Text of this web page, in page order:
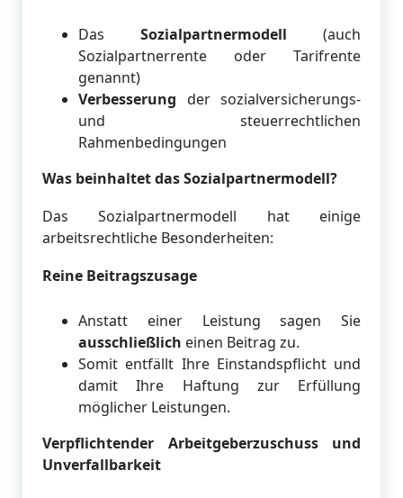
Das Sozialpartnermodell (auch
Sozialpartnerrente oder Tarifrente
genannt)
Verbesserung der sozialversicherungs-
und steuerrechtlichen
Rahmenbedingungen
Was beinhaltet das Sozialpartnermodell?
Das Sozialpartnermodell hat einige
arbeitsrechtliche Besonderheiten:
Reine Beitragszusage
Anstatt einer Leistung sagen Sie
ausschließlich einen Beitrag zu.
Somit entfällt Ihre Einstandspflicht und
damit Ihre Haftung zur Erfüllung
möglicher Leistungen.
Verpflichtender Arbeitgeberzuschuss und
Unverfallbarkeit